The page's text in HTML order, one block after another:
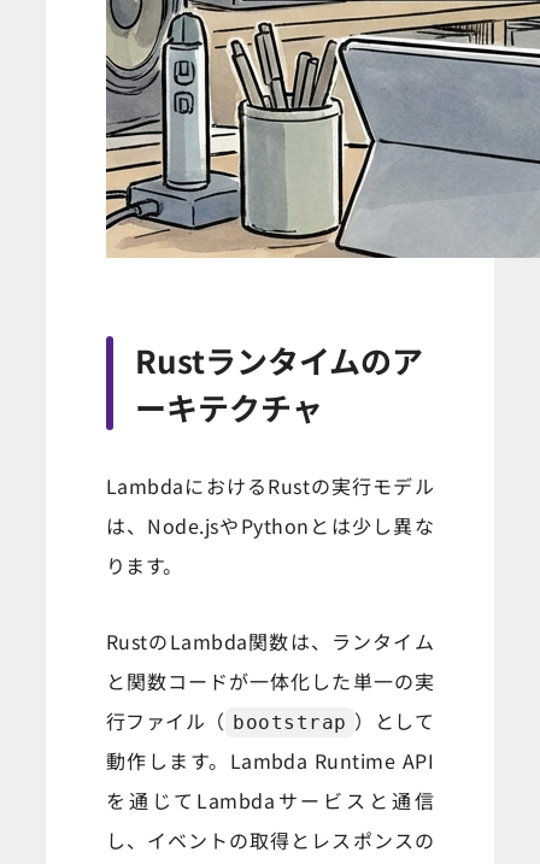
Rustランタイムのア
ーキテクチャ
LambdaにおけるRustの実行モデル
は、Node.jsやPythonとは少し異な
ります。
RustのLambda関数は、ランタイム
と関数コードが一体化した単一の実
行ファイル（ bootstrap ）として
動作します。Lambda Runtime API
を通じてLambdaサービスと通信
し、イベントの取得とレスポンスの